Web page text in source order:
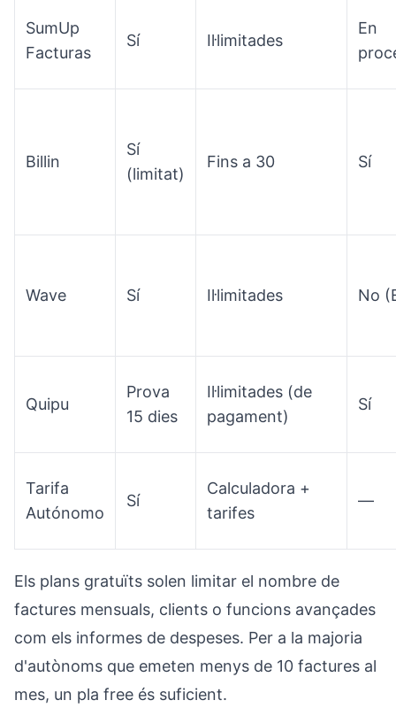
SumUp
Facturas
Sí Il·limitades
En
Billin
Sí
(limitat)
Fins a 30 Sí
Wave Sí Il·limitades No
Quipu
Prova
15 dies
Il·limitades (de
pagament)
Sí
Tarifa
Autónomo
Sí
Calculadora +
tarifes
—
Els plans gratuïts solen limitar el nombre de
factures mensuals, clients o funcions avançades
com els informes de despeses. Per a la majoria
d'autònoms que emeten menys de 10 factures al
mes, un pla free és suficient.